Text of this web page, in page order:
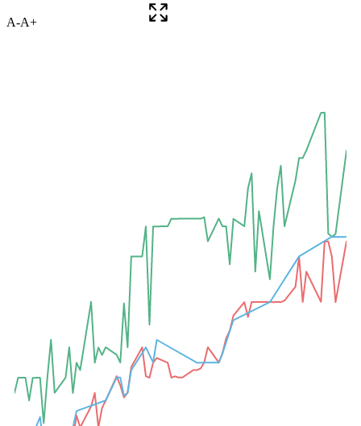
A-A+